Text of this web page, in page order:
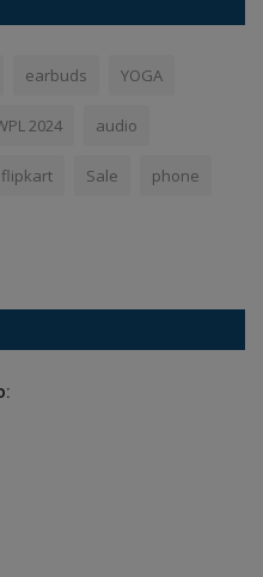
earbuds YOGA
2024 audio
flipkart Sale phone